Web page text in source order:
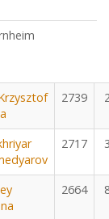
2739
2717
2664